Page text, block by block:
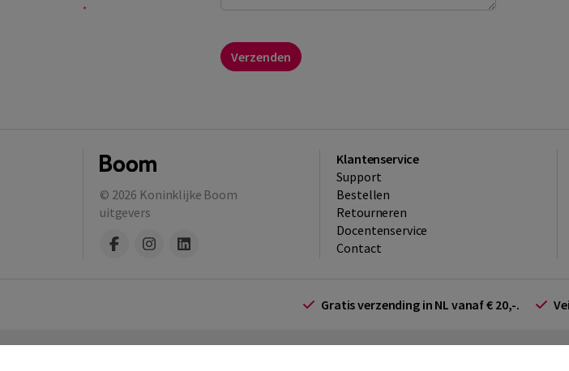
*
© 2026 Koninklijke Boom
uitgevers
Klantenservice
Support
Bestellen
​Retourneren
Docentenservice
Contact
Gratis verzending in NL vanaf € 20,-.